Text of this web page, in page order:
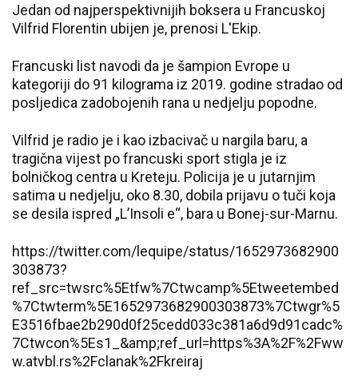
Jedan od najperspektivnijih boksera u Francuskoj
Vilfrid Florentin ubijen je, prenosi L'Ekip.
Francuski list navodi da je šampion Evrope u
kategoriji do 91 kilograma iz 2019. godine stradao od
posljedica zadobojenih rana u nedjelju popodne.
Vilfrid je radio je i kao izbacivač u nargila baru, a
tragična vijest po francuski sport stigla je iz
bolničkog centra u Kreteju. Policija je u jutarnjim
satima u nedjelju, oko 8.30, dobila prijavu o tuči koja
se desila ispred „L’Insoli e“, bara u Bonej-sur-Marnu.
https://twitter.com/lequipe/status/1652973682900
303873?
ref_src=twsrc%5Etfw%7Ctwcamp%5Etweetembed
%7Ctwterm%5E1652973682900303873%7Ctwgr%5
E3516fbae2b290d0f25cedd033c381a6d9d91cadc%
7Ctwcon%5Es1_&amp;ref_url=https%3A%2F%2Fww
w.atvbl.rs%2Fclanak%2Fkreiraj